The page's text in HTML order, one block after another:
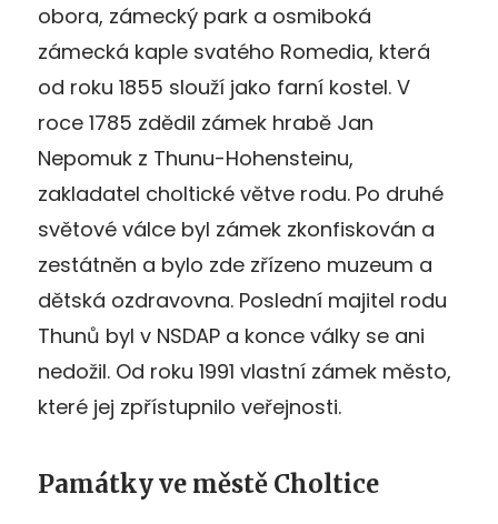
obora, zámecký park a osmiboká
zámecká kaple svatého Romedia, která
od roku 1855 slouží jako farní kostel. V
roce 1785 zdědil zámek hrabě Jan
Nepomuk z Thunu-Hohensteinu,
zakladatel choltické větve rodu. Po druhé
světové válce byl zámek zkonfiskován a
zestátněn a bylo zde zřízeno muzeum a
dětská ozdravovna. Poslední majitel rodu
Thunů byl v NSDAP a konce války se ani
nedožil. Od roku 1991 vlastní zámek město,
které jej zpřístupnilo veřejnosti.
Památky ve městě Choltice